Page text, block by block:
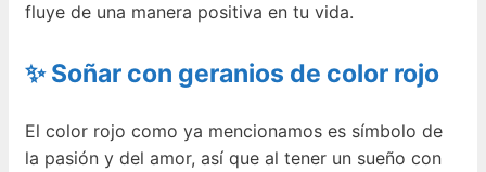
fluye de una manera positiva en tu vida.
✨ Soñar con geranios de color rojo
El color rojo como ya mencionamos es símbolo de
la pasión y del amor, así que al tener un sueño con